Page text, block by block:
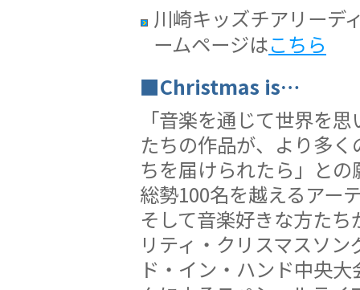
川崎キッズチアリー
ームページはこちら
■Christmas is…
「音楽を通じて世界を
たちの作品が、より多
ちを届けられたら」と
総勢100名を越えるアー
そして音楽好きな方た
リティ・クリスマスソ
ド・イン・ハンド中央